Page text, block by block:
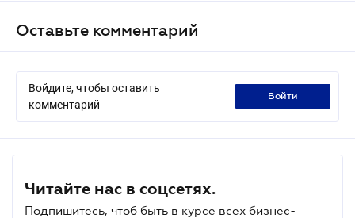
Оставьте комментарий
Войдите, чтобы оставить
комментарий
войти
Читайте нас в соцсетях.
Подпишитесь, чтоб быть в курсе всех бизнес-